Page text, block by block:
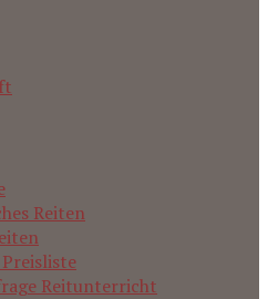
Reiten
Reitunterricht